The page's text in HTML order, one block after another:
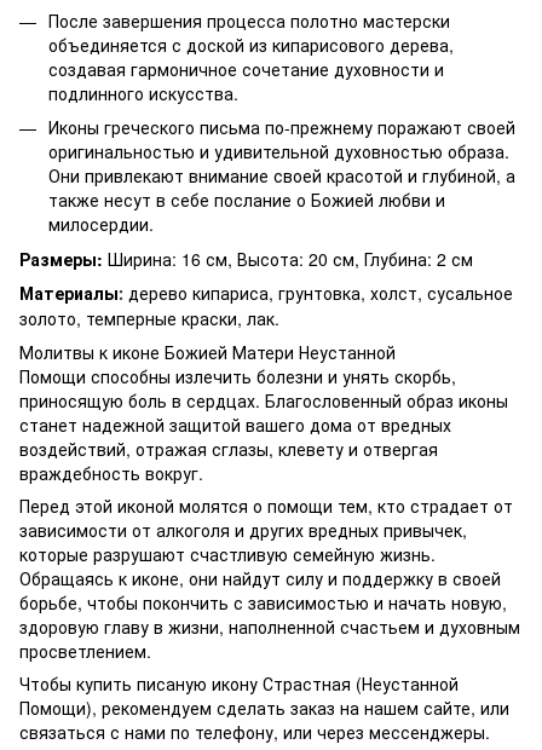
После завершения процесса полотно мастерски
объединяется с доской из кипарисового дерева,
создавая гармоничное сочетание духовности и
подлинного искусства.
Иконы греческого письма по-прежнему поражают своей
оригинальностью и удивительной духовностью образа.
Они привлекают внимание своей красотой и глубиной, а
также несут в себе послание о Божией любви и
милосердии.
Размеры: Ширина: 16 см, Высота: 20 см, Глубина: 2 см
Материалы: дерево кипариса, грунтовка, холст, сусальное
золото, темперные краски, лак.
Молитвы к иконе Божией Матери Неустанной
Помощи способны излечить болезни и унять скорбь,
приносящую боль в сердцах. Благословенный образ иконы
станет надежной защитой вашего дома от вредных
воздействий, отражая сглазы, клевету и отвергая
враждебность вокруг.
Перед этой иконой молятся о помощи тем, кто страдает от
зависимости от алкоголя и других вредных привычек,
которые разрушают счастливую семейную жизнь.
Обращаясь к иконе, они найдут силу и поддержку в своей
борьбе, чтобы покончить с зависимостью и начать новую,
здоровую главу в жизни, наполненной счастьем и духовным
просветлением.
Чтобы купить писаную икону Страстная (Неустанной
Помощи), рекомендуем сделать заказ на нашем сайте, или
связаться с нами по телефону, или через мессенджеры.